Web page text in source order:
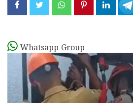
Whatsapp Group